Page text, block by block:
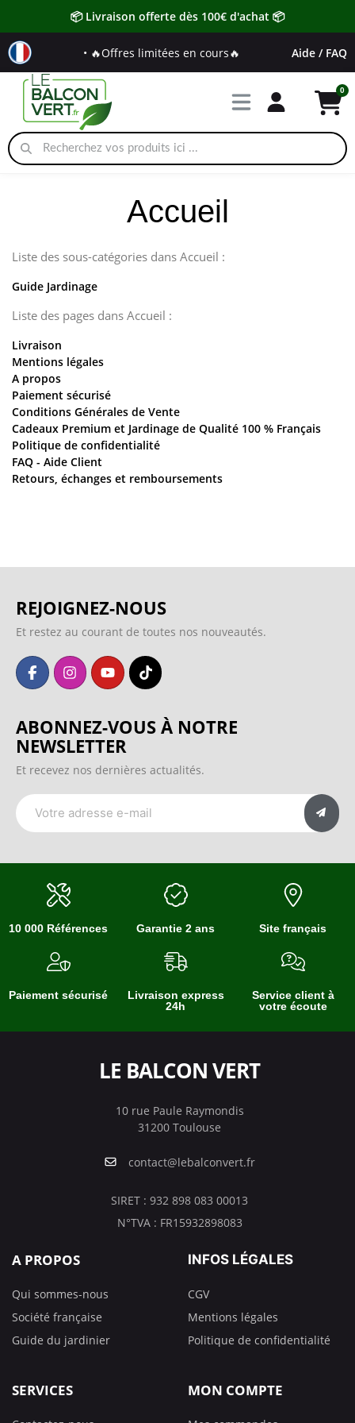
📦 Livraison offerte dès 100€ d'achat 📦
• 🔥Offres limitées en cours🔥 Aide / FAQ
Accueil
Liste des sous-catégories dans Accueil :
Guide Jardinage
Liste des pages dans Accueil :
Livraison
Mentions légales
A propos
Paiement sécurisé
Conditions Générales de Vente
Cadeaux Premium et Jardinage de Qualité 100 % Français
Politique de confidentialité
FAQ - Aide Client
Retours, échanges et remboursements
REJOIGNEZ-NOUS
Et restez au courant de toutes nos nouveautés.
ABONNEZ-VOUS À NOTRE
NEWSLETTER
Et recevez nos dernières actualités.
10 000 Références Garantie 2 ans Site français
Paiement sécurisé
Livraison express
24h
Service client à
votre écoute
LE BALCON VERT
10 rue Paule Raymondis
31200 Toulouse
contact@lebalconvert.fr
SIRET : 932 898 083 00013
N°TVA : FR15932898083
A PROPOS
Qui sommes-nous
Société française
Guide du jardinier
INFOS LÉGALES
CGV
Mentions légales
Politique de confidentialité
SERVICES MON COMPTE